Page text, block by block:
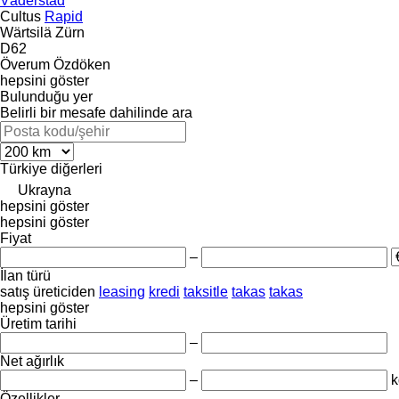
Cultus Rapid
Wärtsilä Zürn
D62
Överum Özdöken
hepsini göster
Bulunduğu yer
Belirli bir mesafe dahilinde ara
Türkiye diğerleri
Ukrayna
hepsini göster
hepsini göster
Fiyat
–
İlan türü
satış üreticiden leasing kredi taksitle takas takas
hepsini göster
Üretim tarihi
–
Net ağırlık
–